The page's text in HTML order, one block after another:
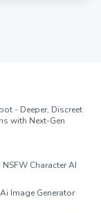
- Deeper, Discreet
with Next-Gen
Character AI
Image Generator